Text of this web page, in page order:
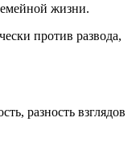
жизни.
против развода,
разность взглядов